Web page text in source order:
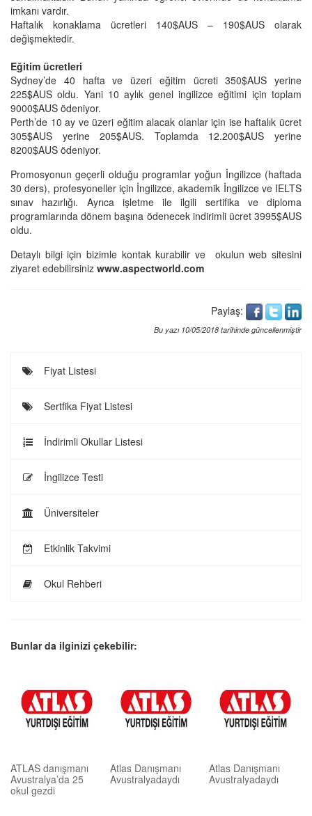
imkanı vardır.
Haftalık konaklama ücretleri 140$AUS – 190$AUS olarak
değişmektedir.
Eğitim ücretleri
Sydney’de 40 hafta ve üzeri eğitim ücreti 350$AUS yerine
225$AUS oldu. Yani 10 aylık genel ingilizce eğitimi için toplam
9000$AUS ödeniyor.
Perth’de 10 ay ve üzeri eğitim alacak olanlar için ise haftalık ücret
305$AUS yerine 205$AUS. Toplamda 12.200$AUS yerine
8200$AUS ödeniyor.
Promosyonun geçerli olduğu programlar yoğun İngilizce (haftada
30 ders), profesyoneller için İngilizce, akademik İngilizce ve IELTS
sınav hazırlığı. Ayrıca işletme ile ilgili sertifika ve diploma
programlarında dönem başına ödenecek indirimli ücret 3995$AUS
oldu.
Detaylı bilgi için bizimle kontak kurabilir ve okulun web sitesini
ziyaret edebilirsiniz www.aspectworld.com
Paylaş:
Bu yazı 10/05/2018 tarihinde güncellenmiştir
Fiyat Listesi
Sertfika Fiyat Listesi
İndirimli Okullar Listesi
İngilizce Testi
Üniversiteler
Etkinlik Takvimi
Okul Rehberi
Bunlar da ilginizi çekebilir:
ATLAS danışmanı
Avustralya’da 25
okul gezdi
Atlas Danışmanı
Avustralyadaydı
Atlas Danışmanı
Avustralyadaydı